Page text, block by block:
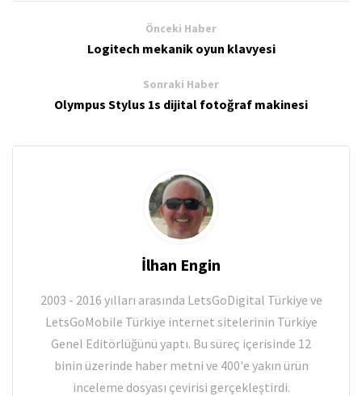
Önceki Haber
Logitech mekanik oyun klavyesi
Sonraki Haber
Olympus Stylus 1s dijital fotoğraf makinesi
İlhan Engin
2003 - 2016 yılları arasında LetsGoDigital Türkiye ve
LetsGoMobile Türkiye internet sitelerinin Türkiye
Genel Editörlüğünü yaptı. Bu süreç içerisinde 12
binin üzerinde haber metni ve 400'e yakın ürün
inceleme dosyası çevirisi gerçekleştirdi.